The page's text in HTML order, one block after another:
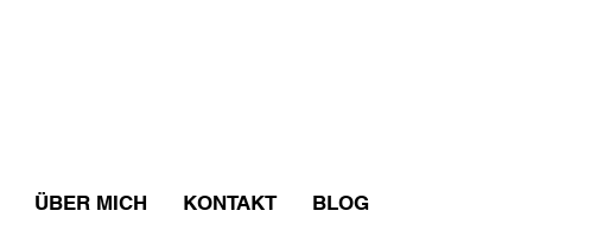
ÜBER MICH KONTAKT BLOG